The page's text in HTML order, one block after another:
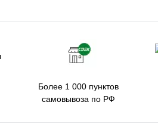
Более 1 000 пунктов
самовывоза по РФ